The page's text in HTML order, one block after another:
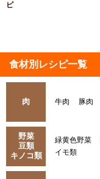
ピ
食材別レシピ一覧
肉 牛肉 豚肉
野菜
豆類
キノコ類
緑黄色野菜
イモ類